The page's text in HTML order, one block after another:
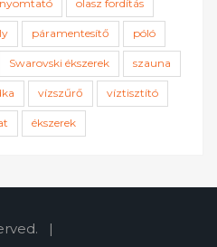
nyomtató olasz fordítás
páramentesítő póló
Swarovski ékszerek szauna
vízszűrő víztisztító
ékszerek
|